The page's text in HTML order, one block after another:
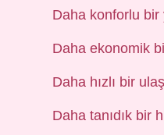
Daha konforlu bir
Daha ekonomik
Daha hızlı bir
Daha tanıdık bir